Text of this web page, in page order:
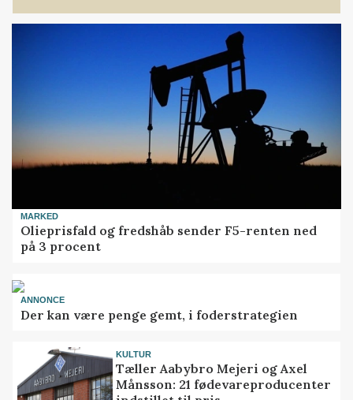
MARKED
Olieprisfald og fredshåb sender F5-renten ned
på 3 procent
ANNONCE
Der kan være penge gemt, i foderstrategien
KULTUR
Tæller Aabybro Mejeri og Axel
Månsson: 21 fødevareproducenter